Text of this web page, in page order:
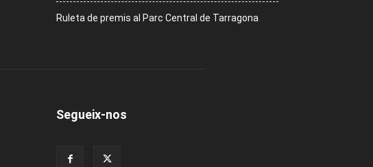
Ruleta de premis al Parc Central de Tarragona
Segueix-nos